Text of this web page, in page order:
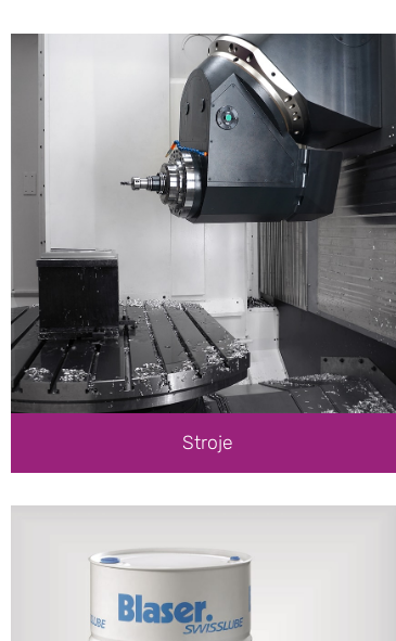
Vertikálne obrábacie centrá
3-, 4-, 5-osé obrábacie stroje s pohyblivým
stojanom
5- osé obrábacie stroje s pohyblivým stojanom a
pohyblivým stolom
Obrábacie stroje pre veľké rotačné diely
Horizontálne vyvrtávacie a frézovacie
centrá
Stolové vyvrtávacie a frézovacie stroje
Doskové vyvrtávacie a frézovacie stroje
Vysokorýchlostné univerzálne obrábacie centrá
Horizontálne a vertikálne sústruhy
Multifunkčné karusely a horizontálne sústruhy
Horizontálne a čelné sústruhy
Sústružnícke centrá
Stroje
Ako postupujeme
Naše riešenie